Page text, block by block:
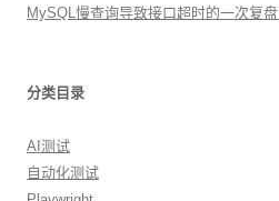
MySQL慢查询导致接口超时的一次复盘
分类目录
AI测试
自动化测试